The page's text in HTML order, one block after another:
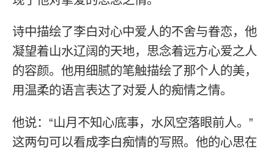
诗中描绘了李白对心中爱人的不舍与眷恋，他
凝望着山水辽阔的天地，思念着远方心爱之人
的容颜。他用细腻的笔触描绘了那个人的美，
用温柔的语言表达了对爱人的痴情之情。
他说：“山月不知心底事，水风空落眼前人。”
这两句可以看成李白痴情的写照。他的心思在